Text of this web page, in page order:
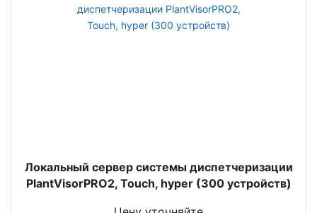
Локальный сервер системы диспетчеризации
PlantVisorPRO2, Touch, hyper (300 устройств)